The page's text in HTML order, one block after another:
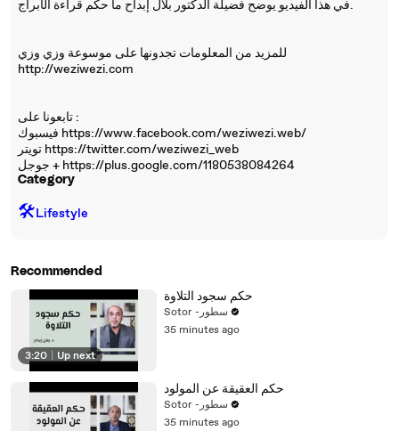
في هذا الفيديو يوضح فضيلة الدكتور بلال إبداح ما حكم قراءة الأبراج.
للمزيد من المعلومات تجدونها على موسوعة وزي وزي
http://weziwezi.com
تابعونا على :
فيسبوك https://www.facebook.com/weziwezi.web/
تويتر https://twitter.com/weziwezi_web
جوجل + https://plus.google.com/1180538084264
Category
🛠️Lifestyle
Recommended
3:20 Up next
حكم سجود التلاوة
Sotor -سطور
35 minutes ago
حكم العقيقة عن المولود
Sotor -سطور
35 minutes ago